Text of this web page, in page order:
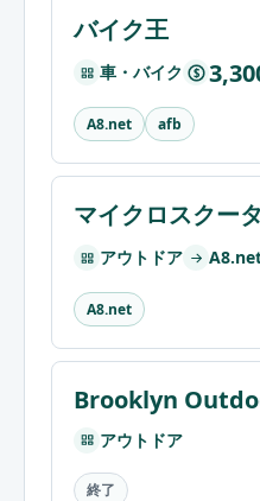
バイク王
車・バイク $
A8.net afb
マイクロスクー
アウトドア
A8.net
Brooklyn
アウトドア
終了